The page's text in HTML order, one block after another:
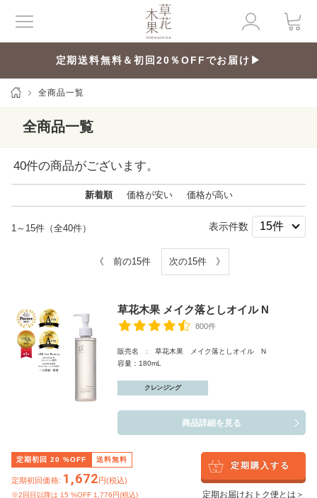
定期送料無料＆初回20％OFFでお届け▶
全商品一覧
全商品一覧
40件の商品がございます。
新着順 価格が安い 価格が高い
1～15件（全40件） 表示件数
《 前の15件 次の15件 》
草花木果 メイク落としオイル N
800件
販売名 : 草花木果 メイク落としオイル N
容量：180mL
クレンジング
商品詳細を見る
定期初回 20 %OFF 送料無料
定期初回価格: 1,672円(税込)
※2回目以降は 15 %OFF 1,776円(税込)
定期購入する
定期お届けおトク便とは＞